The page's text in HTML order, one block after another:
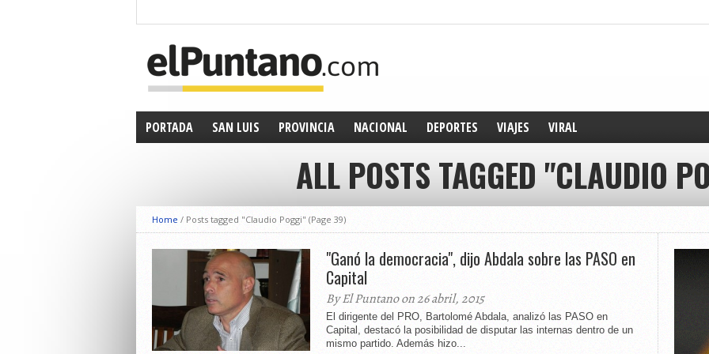
PORTADA SAN LUIS PROVINCIA NACIONAL DEPORTES VIAJES VIRAL
ALL POSTS TAGGED "CLAUDIO
Home / Posts tagged "Claudio Poggi" (Page 39)
"Ganó la democracia", dijo Abdala sobre las PASO en
Capital
By El Puntano on 26 abril, 2015
El dirigente del PRO, Bartolomé Abdala, analizó las PASO en
Capital, destacó la posibilidad de disputar las internas dentro de un
mismo partido. Además hizo...